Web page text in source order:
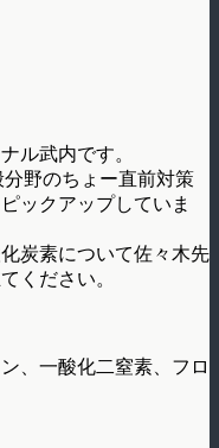
ル武内です。
野のちょー直前対策
ックアップしていま
炭素について佐々木先
ください。
、一酸化二窒素、フロ